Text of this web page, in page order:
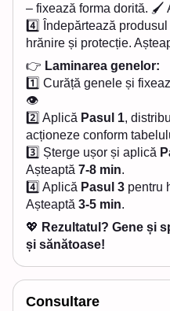
– fixează forma dorită. 🖌
4️⃣ Îndepărtează
hrănire și protecție.
👉 Laminarea genelor:
1️⃣ Curăță genele și
👁
2️⃣ Aplică Pasul 1,
acționeze conform
3️⃣ Șterge ușor și aplică
Așteaptă 7-8 min.
4️⃣ Aplică Pasul 3 pentru
Așteaptă 3-5 min.
💖 Rezultatul? Gene și
și sănătoase!
Consultare